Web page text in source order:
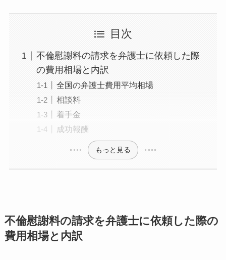
目次
不倫慰謝料の請求を弁護士に依頼した際
の費用相場と内訳
全国の弁護士費用平均相場
相談料
着手金
成功報酬
もっと見る
不倫慰謝料の請求を弁護士に依頼した際の
費用相場と内訳